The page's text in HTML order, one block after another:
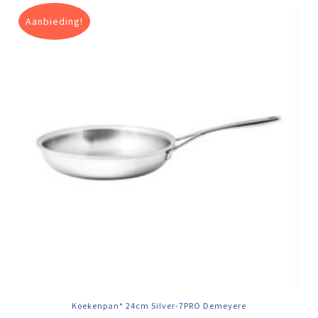
Aanbieding!
Koekenpan* 24cm Silver-7PRO Demeyere